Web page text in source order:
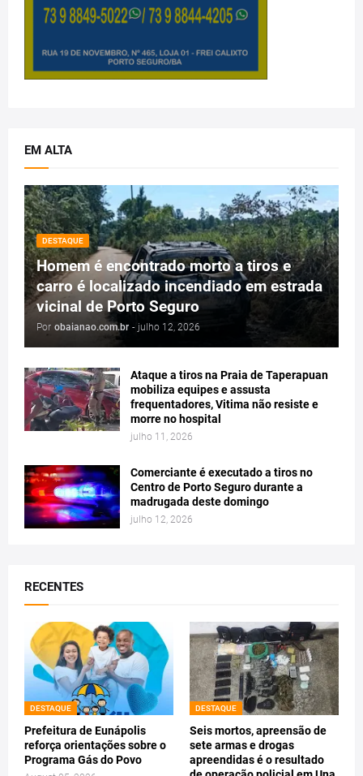
EM ALTA
DESTAQUE
Homem é encontrado morto a tiros e
carro é localizado incendiado em estrada
vicinal de Porto Seguro
Por obaianao.com.br - julho 12, 2026
Ataque a tiros na Praia de Taperapuan
mobiliza equipes e assusta
frequentadores, Vitima não resiste e
morre no hospital
julho 11, 2026
Comerciante é executado a tiros no
Centro de Porto Seguro durante a
madrugada deste domingo
julho 12, 2026
RECENTES
DESTAQUE
Prefeitura de Eunápolis
reforça orientações sobre o
Programa Gás do Povo
DESTAQUE
Seis mortos, apreensão de
sete armas e drogas
apreendidas é o resultado